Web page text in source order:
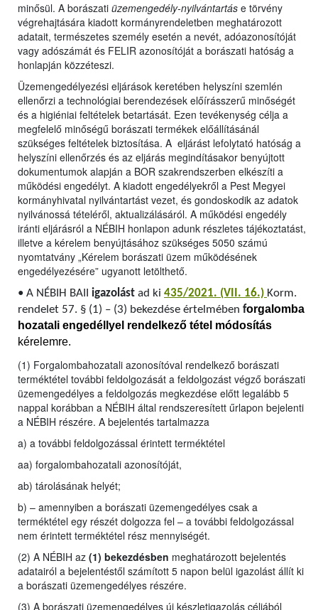
minősül. A borászati üzemengedély-nyilvántartás e törvény
végrehajtására kiadott kormányrendeletben meghatározott
adatait, természetes személy esetén a nevét, adóazonosítóját
vagy adószámát és FELIR azonosítóját a borászati hatóság a
honlapján közzéteszi.
Üzemengedélyezési eljárások keretében helyszíni szemlén
ellenőrzi a technológiai berendezések előírásszerű minőségét
és a higiéniai feltételek betartását. Ezen tevékenység célja a
megfelelő minőségű borászati termékek előállításánál
szükséges feltételek biztosítása. A eljárást lefolytató hatóság a
helyszíni ellenőrzés és az eljárás megindításakor benyújtott
dokumentumok alapján a BOR szakrendszerben elkészíti a
működési engedélyt. A kiadott engedélyekről a Pest Megyei
kormányhivatal nyilvántartást vezet, és gondoskodik az adatok
nyilvánossá tételéről, aktualizálásáról. A működési engedély
iránti eljárásról a NÉBIH honlapon adunk részletes tájékoztatást,
illetve a kérelem benyújtásához szükséges 5050 számú
nyomtatvány „Kérelem borászati üzem működésének
engedélyezésére” ugyanott letölthető.
• A NÉBIH BAII igazolást ad ki 435/2021. (VII. 16.) Korm.
rendelet 57. § (1) – (3) bekezdése értelmében forgalomba
hozatali engedéllyel rendelkező tétel módosítás
kérelemre.
(1) Forgalombahozatali azonosítóval rendelkező borászati
terméktétel további feldolgozását a feldolgozást végző borászati
üzemengedélyes a feldolgozás megkezdése előtt legalább 5
nappal korábban a NÉBIH által rendszeresített űrlapon bejelenti
a NÉBIH részére. A bejelentés tartalmazza
a) a további feldolgozással érintett terméktétel
aa) forgalombahozatali azonosítóját,
ab) tárolásának helyét;
b) – amennyiben a borászati üzemengedélyes csak a
terméktétel egy részét dolgozza fel – a további feldolgozással
nem érintett terméktétel rész mennyiségét.
(2) A NÉBIH az (1) bekezdésben meghatározott bejelentés
adatairól a bejelentéstől számított 5 napon belül igazolást állít ki
a borászati üzemengedélyes részére.
(3) A borászati üzemengedélyes új készletigazolás céljából